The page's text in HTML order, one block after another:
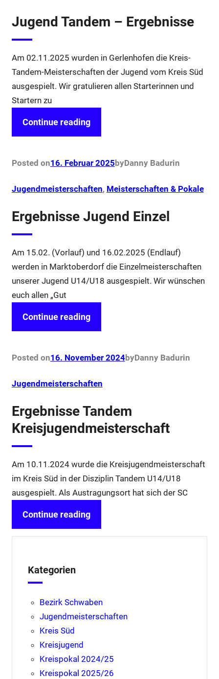
Jugend Tandem – Ergebnisse
Am 02.11.2025 wurden in Gerlenhofen die Kreis-
Tandem-Meisterschaften der Jugend vom Kreis Süd
ausgespielt. Wir gratulieren allen Starterinnen und
Startern zu
Continue reading
Posted on16. Februar 2025 byDanny Badurin
Jugendmeisterschaften, Meisterschaften & Pokale
Ergebnisse Jugend Einzel
Am 15.02. (Vorlauf) und 16.02.2025 (Endlauf)
werden in Marktoberdorf die Einzelmeisterschaften
unserer Jugend U14/U18 ausgespielt. Wir wünschen
euch allen „Gut
Continue reading
Posted on16. November 2024byDanny Badurin
Jugendmeisterschaften
Ergebnisse Tandem
Kreisjugendmeisterschaft
Am 10.11.2024 wurde die Kreisjugendmeisterschaft
im Kreis Süd in der Disziplin Tandem U14/U18
ausgespielt. Als Austragungsort hat sich der SC
Continue reading
Kategorien
Bezirk Schwaben
Jugendmeisterschaften
Kreis Süd
Kreisjugend
Kreispokal 2024/25
Kreispokal 2025/26